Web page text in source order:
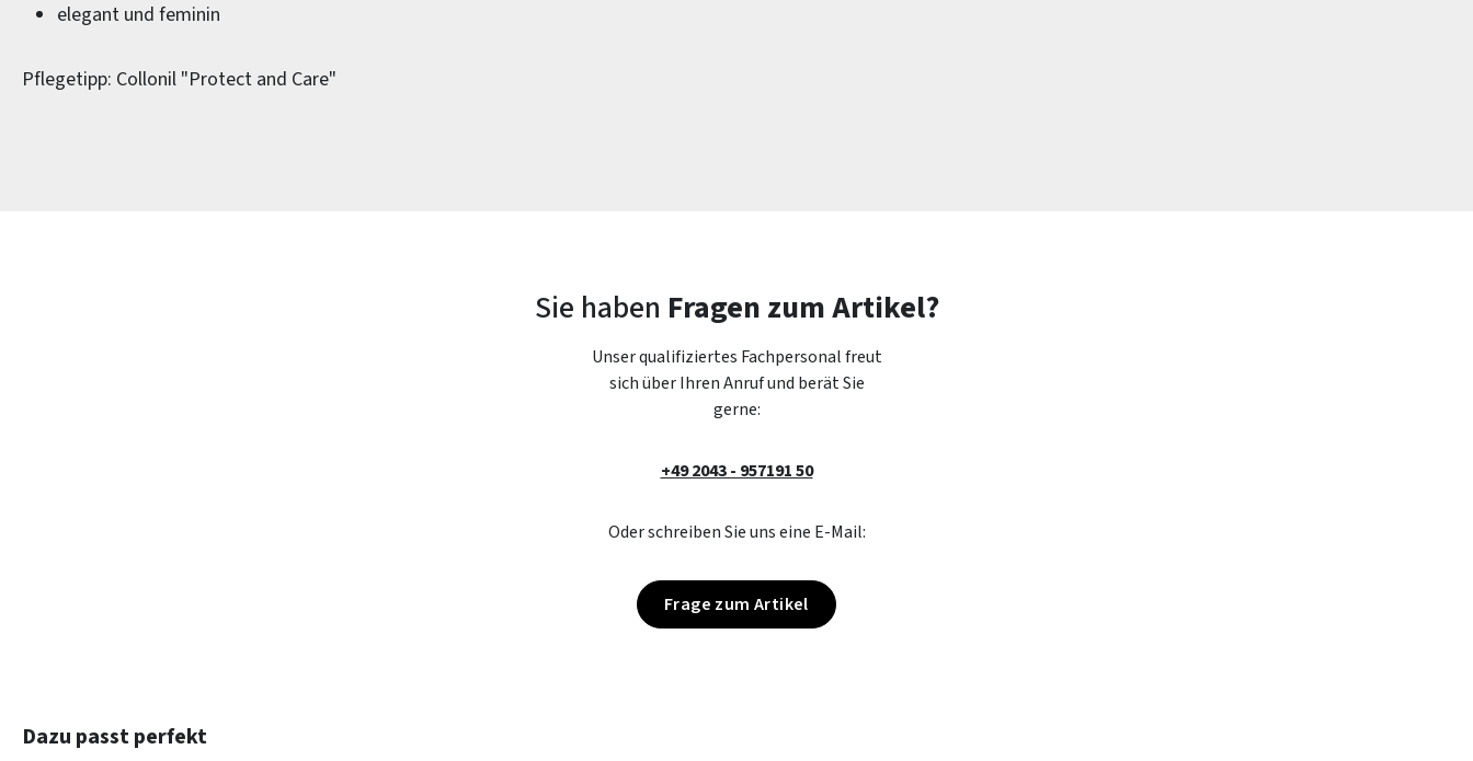
elegant und feminin
Pflegetipp: Collonil "Protect and Care"
Sie haben Fragen zum Artikel?
Unser qualifiziertes Fachpersonal freut
sich über Ihren Anruf und berät Sie
gerne:
+49 2043 - 957191 50
Oder schreiben Sie uns eine E-Mail:
Frage zum Artikel
Produktgalerie überspringen
Dazu passt perfekt